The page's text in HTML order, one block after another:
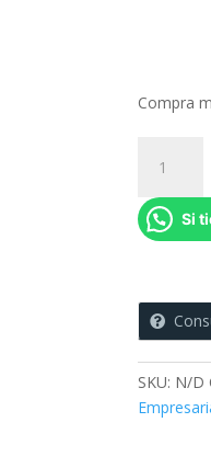
Compra
Econo
(Sin
Plastificar)
Si
SKU: N/D